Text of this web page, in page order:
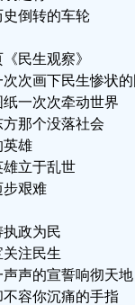
倒转的车轮
民生观察》
次画下民生惨状
一次次牵动世界
那个没落社会
雄
立于乱世
艰难
政为民
注民生
声的宣誓响彻天地
容你沉痛的手指